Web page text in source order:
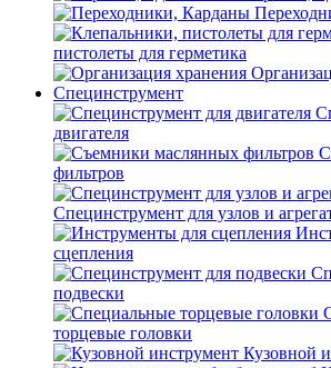
пистолеты для герметика
Специнструмент
двигателя
фильтров
Специнструмент для узлов и
сцепления
подвески
торцевые головки
Кузовной